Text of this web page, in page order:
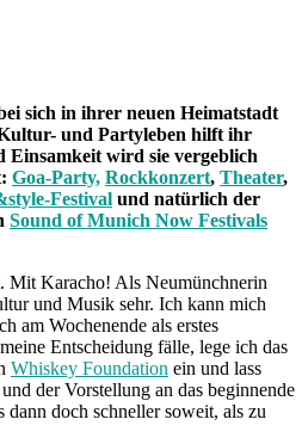
sich in ihrer neuen Heimatstadt
und Partyleben hilft ihr
Einsamkeit wird sie vergeblich
Goa-Party, Rockkonzert, Theater,
Festival und natürlich der
Sound of Munich Now Festivals
Mit Karacho! Als Neumünchnerin
und Musik sehr. Ich kann mich
am Wochenende als erstes
Entscheidung fälle, lege ich das
Whiskey Foundation ein und lass
der Vorstellung an das beginnende
dann doch schneller soweit, als zu